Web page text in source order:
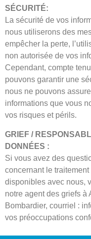
SÉCURITÉ:
La sécurité de vos
nous utiliserons des
empêcher la perte,
non autorisée de vos
Cependant, compte
pouvons garantir une
nous ne pouvons
informations que vous
vos risques et périls.
GRIEF /
DONNÉES :
Si vous avez des
concernant le
disponibles avec nous,
notre agent des griefs à
Bombardier, courriel :
vos préoccupations